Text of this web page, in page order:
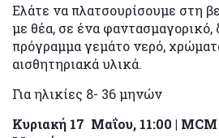
Ελάτε να πλατσουρίσουμε στη
με θέα, σε ένα φαντασμαγορικό,
πρόγραμμα γεμάτο νερό,
αισθητηριακά υλικά.
Για ηλικίες 8- 36 μηνών
Κυριακή 17 Μαΐου, 11:00 |